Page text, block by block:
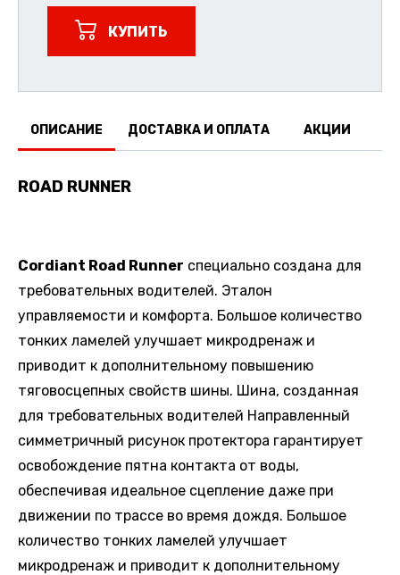
КУПИТЬ
ОПИСАНИЕ ДОСТАВКА И ОПЛАТА АКЦИИ
ROAD RUNNER
Cordiant Road Runner специально создана для
требовательных водителей. Эталон
управляемости и комфорта. Большое количество
тонких ламелей улучшает микродренаж и
приводит к дополнительному повышению
тяговосцепных свойств шины. Шина, созданная
для требовательных водителей Направленный
симметричный рисунок протектора гарантирует
освобождение пятна контакта от воды,
обеспечивая идеальное сцепление даже при
движении по трассе во время дождя. Большое
количество тонких ламелей улучшает
микродренаж и приводит к дополнительному